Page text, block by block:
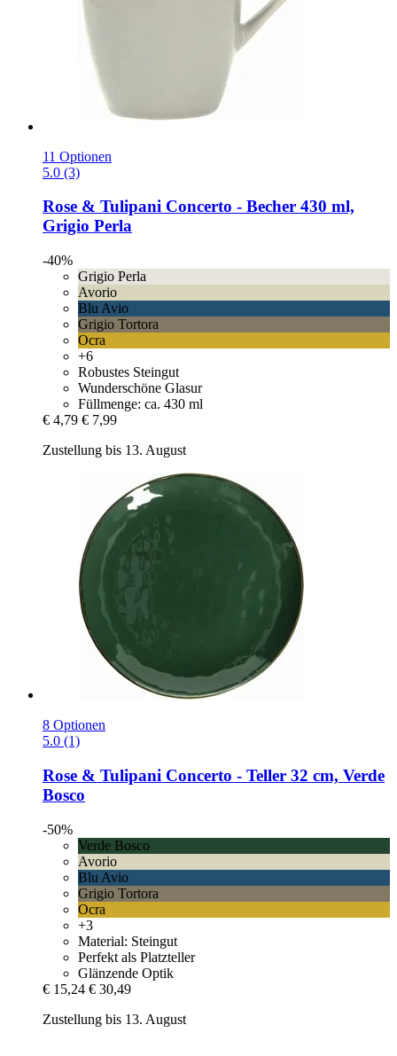
11 Optionen
5.0 (3)
Rose & Tulipani Concerto -​ Becher 430 ml,
Grigio Perla
-40%
Grigio Perla
Avorio
Blu Avio
Grigio Tortora
Ocra
+6
Robustes Steingut
Wunderschöne Glasur
Füllmenge: ca. 430 ml
€ 4,79 € 7,99
Zustellung bis 13. August
8 Optionen
5.0 (1)
Rose & Tulipani Concerto -​ Teller 32 cm, Verde
Bosco
-50%
Verde Bosco
Avorio
Blu Avio
Grigio Tortora
Ocra
+3
Material: Steingut
Perfekt als Platzteller
Glänzende Optik
€ 15,24 € 30,49
Zustellung bis 13. August